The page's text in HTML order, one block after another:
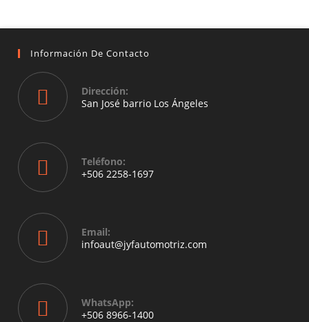
Información De Contacto
Dirección:
San José barrio Los Ángeles
new
Teléfono:
+506 2258-1697
application
Email:
infoaut@jyfautomotriz.com
WhatsApp:
+506 8966-1400Opens